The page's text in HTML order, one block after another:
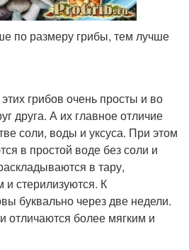
по размеру грибы, тем лучше
грибов очень просты и во
друга. А их главное отличие
соли, воды и уксуса. При этом
в простой воде без соли и
в тару,
стерилизуются. К
буквально через две недели.
отличаются более мягким и